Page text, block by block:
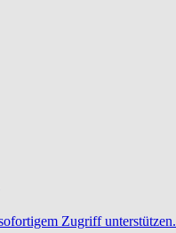
Zugriff unterstützen.